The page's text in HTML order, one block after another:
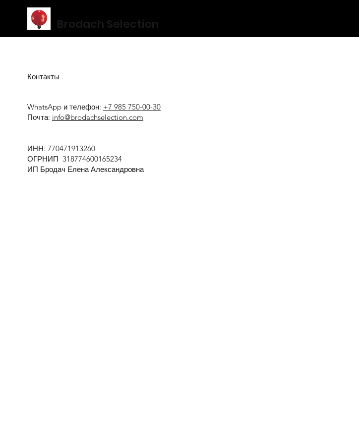
Brodach Selection
Контакты
WhatsApp и телефон: +7 985 750-00-30
Почта: info@brodachselection.com
ИНН: 770471913260
ОГРНИП 318774600165234
ИП Бродач Елена Александровна